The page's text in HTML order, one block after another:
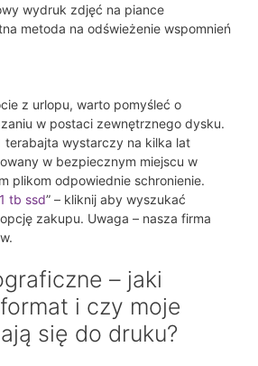
wydruk zdjęć na piance
metoda na odświeżenie wspomnień
z urlopu, warto pomyśleć o
w postaci zewnętrznego dysku.
terabajta wystarczy na kilka lat
w bezpiecznym miejscu w
plikom odpowiednie schronienie.
tb ssd” – kliknij aby wyszukać
zakupu. Uwaga – nasza firma
– jaki
i czy moje
się do druku?